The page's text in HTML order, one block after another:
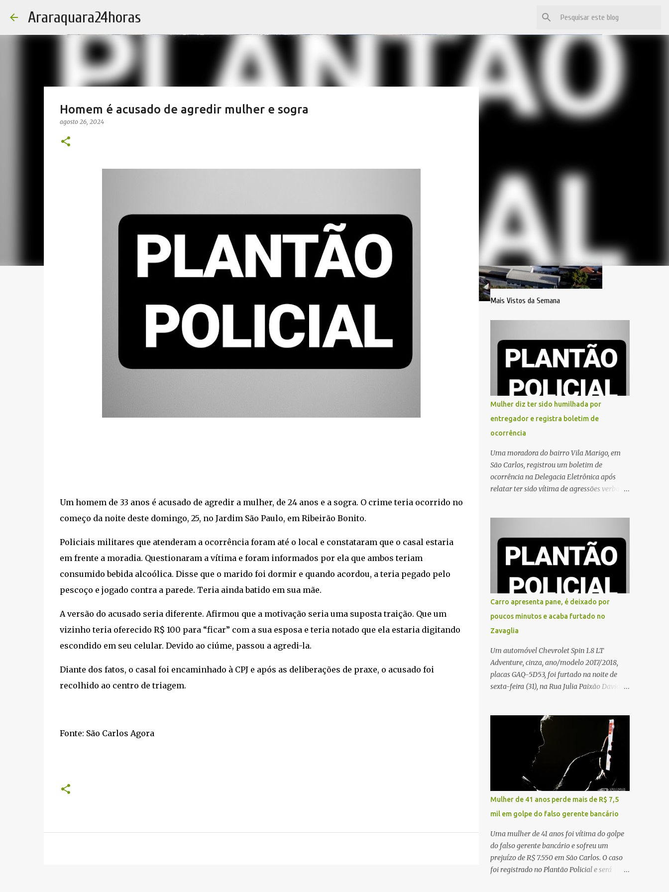
Araraquara24horas
Homem é acusado de agredir mulher e sogra
agosto 26, 2024
Um homem de 33 anos é acusado de agredir a mulher, de 24 anos e a sogra. O crime teria ocorrido no
começo da noite deste domingo, 25, no Jardim São Paulo, em Ribeirão Bonito.
Policiais militares que atenderam a ocorrência foram até o local e constataram que o casal estaria
em frente a moradia. Questionaram a vítima e foram informados por ela que ambos teriam
consumido bebida alcoólica. Disse que o marido foi dormir e quando acordou, a teria pegado pelo
pescoço e jogado contra a parede. Teria ainda batido em sua mãe.
A versão do acusado seria diferente. Afirmou que a motivação seria uma suposta traição. Que um
vizinho teria oferecido R$ 100 para “ficar” com a sua esposa e teria notado que ela estaria digitando
escondido em seu celular. Devido ao ciúme, passou a agredi-la.
Diante dos fatos, o casal foi encaminhado à CPJ e após as deliberações de praxe, o acusado foi
recolhido ao centro de triagem.
Fonte: São Carlos Agora
Mais Vistos da Semana
Mulher diz ter sido humilhada por
entregador e registra boletim de
ocorrência
Uma moradora do bairro Vila Marigo, em
São Carlos, registrou um boletim de
ocorrência na Delegacia Eletrônica após
relatar ter sido vítima de agressões verbais
feira (31). A mulher afirmou que o
entregador teria acionado o interfone de
forma equivocada e, em seguida, passou a
atenção de moradores e de pessoas que
estavam nas proximidades. Ainda conforme
o registro policial, a vítima relatou que, ao
receber a entrega, voltou a ser ofendida com
palavras de baixo calão e insultos. Ela
que se sentiu ameaçada, coagida e
humilhada com a situação. Fonte: São
Carlos Agora
Carro apresenta pane, é deixado por
poucos minutos e acaba furtado no
Zavaglia
Um automóvel Chevrolet Spin 1.8 LT
Adventure, cinza, ano/modelo 2017/2018,
placas GAQ-5D53, foi furtado na noite de
sexta-feira (31), na Rua Julia Paixão David,
motorista seguia pela via quando o veículo
apresentou uma pane elétrica no painel,
deixando de funcionar e impossibilitando
uma nova partida. Ainda segundo o registro
policial, o condutor estacionou o carro,
certificou-se de que todas as portas estavam
trancadas, permaneceu com a chave de
ignição e se ausentou do local por cerca de
dez minutos para buscar ajuda. Ao retornar,
constatou que o automóvel havia
desaparecido. A vítima realizou buscas pelas
imediações, mas não conseguiu localizar o
veículo. Conforme o boletim, um menino de
Mulher de 41 anos perde mais de R$ 7,5
mil em golpe do falso gerente bancário
Uma mulher de 41 anos foi vítima do golpe
do falso gerente bancário e sofreu um
prejuízo de R$ 7.550 em São Carlos. O caso
foi registrado no Plantão Policial e será